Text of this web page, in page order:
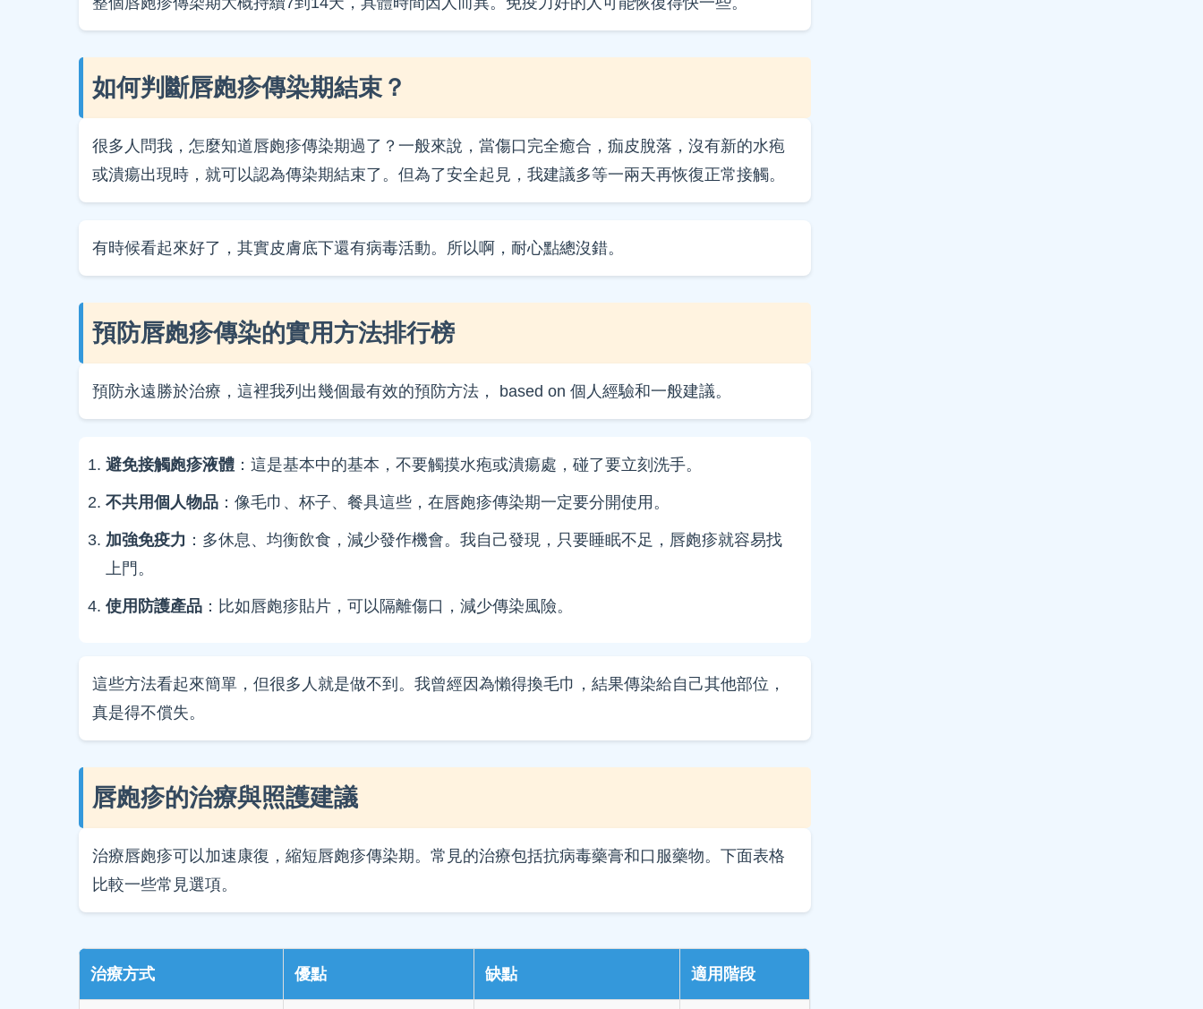
如何判斷唇皰疹傳染期結束？
很多人問我，怎麼知道唇皰疹傳染期過了？一般來說，當傷口完全癒合，痂皮脫落，沒有新的水疱
或潰瘍出現時，就可以認為傳染期結束了。但為了安全起見，我建議多等一兩天再恢復正常接觸。
有時候看起來好了，其實皮膚底下還有病毒活動。所以啊，耐心點總沒錯。
預防唇皰疹傳染的實用方法排行榜
預防永遠勝於治療，這裡我列出幾個最有效的預防方法， based on 個人經驗和一般建議。
避免接觸皰疹液體 ：這是基本中的基本，不要觸摸水疱或潰瘍處，碰了要立刻洗手。
不共用個人物品 ：像毛巾、杯子、餐具這些，在唇皰疹傳染期一定要分開使用。
加強免疫力 ：多休息、均衡飲食，減少發作機會。我自己發現，只要睡眠不足，唇皰疹就容易找
上門。
使用防護產品 ：比如唇皰疹貼片，可以隔離傷口，減少傳染風險。
這些方法看起來簡單，但很多人就是做不到。我曾經因為懶得換毛巾，結果傳染給自己其他部位，
真是得不償失。
唇皰疹的治療與照護建議
治療唇皰疹可以加速康復，縮短唇皰疹傳染期。常見的治療包括抗病毒藥膏和口服藥物。下面表格
比較一些常見選項。
治療方式 優點 缺點 適用階段